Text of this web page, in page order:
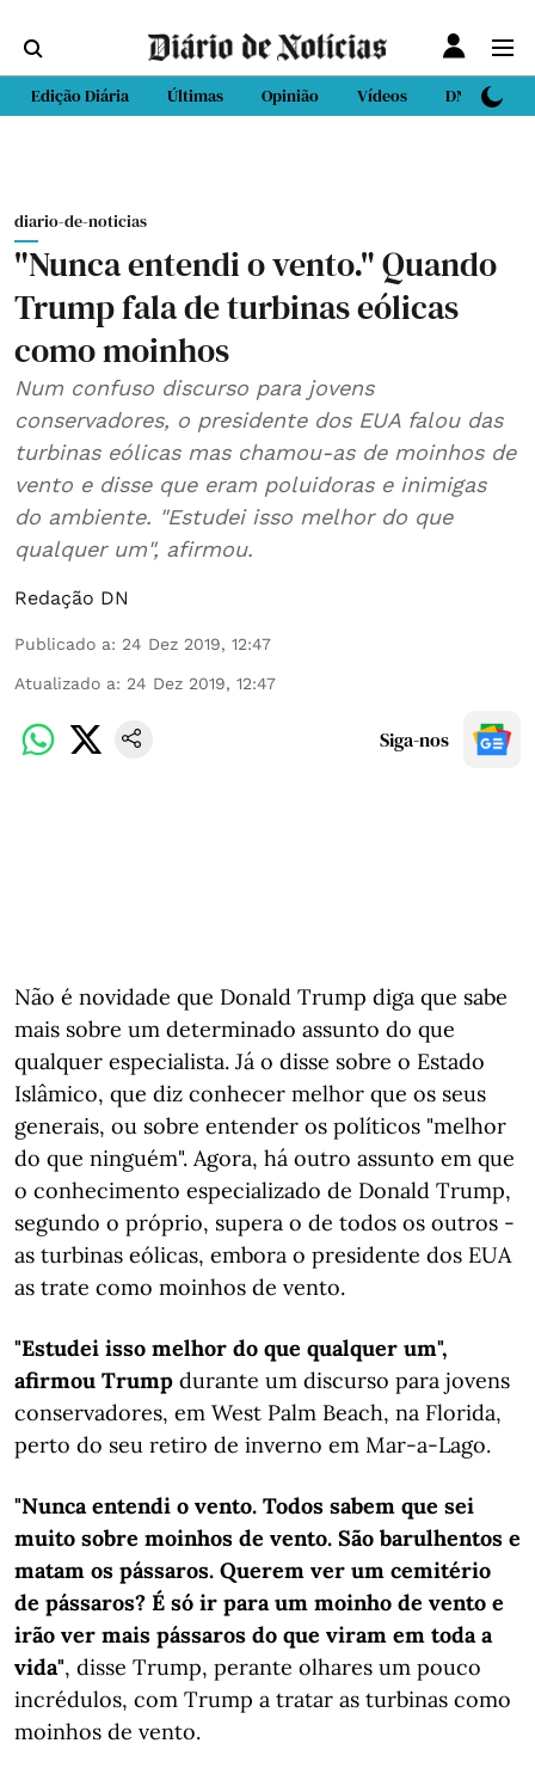
Edição Diária Últimas Opinião Vídeos DN Sport
diario-de-noticias
"Nunca entendi o vento." Quando
Trump fala de turbinas eólicas
como moinhos
Num confuso discurso para jovens
conservadores, o presidente dos EUA falou das
turbinas eólicas mas chamou-as de moinhos de
vento e disse que eram poluidoras e inimigas
do ambiente. "Estudei isso melhor do que
qualquer um", afirmou.
Redação DN
Publicado a: 24 Dez 2019, 12:47
Atualizado a: 24 Dez 2019, 12:47
Siga-nos
Não é novidade que Donald Trump diga que sabe
mais sobre um determinado assunto do que
qualquer especialista. Já o disse sobre o Estado
Islâmico, que diz conhecer melhor que os seus
generais, ou sobre entender os políticos "melhor
do que ninguém". Agora, há outro assunto em que
o conhecimento especializado de Donald Trump,
segundo o próprio, supera o de todos os outros -
as turbinas eólicas, embora o presidente dos EUA
as trate como moinhos de vento.
"Estudei isso melhor do que qualquer um",
afirmou Trump durante um discurso para jovens
conservadores, em West Palm Beach, na Florida,
perto do seu retiro de inverno em Mar-a-Lago.
"Nunca entendi o vento. Todos sabem que sei
muito sobre moinhos de vento. São barulhentos e
matam os pássaros. Querem ver um cemitério
de pássaros? É só ir para um moinho de vento e
irão ver mais pássaros do que viram em toda a
vida", disse Trump, perante olhares um pouco
incrédulos, com Trump a tratar as turbinas como
moinhos de vento.